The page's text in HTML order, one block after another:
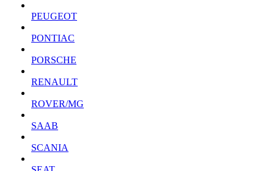
PEUGEOT
PONTIAC
PORSCHE
RENAULT
ROVER/MG
SAAB
SCANIA